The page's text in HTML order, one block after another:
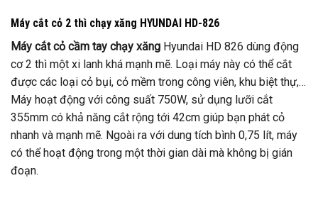
Máy cắt cỏ 2 thì chạy xăng HYUNDAI HD-826
Máy cắt cỏ cầm tay chạy xăng Hyundai HD 826 dùng động
cơ 2 thì một xi lanh khá mạnh mẽ. Loại máy này có thể cắt
được các loại cỏ bụi, cỏ mềm trong công viên, khu biệt thự,…
Máy hoạt động với công suất 750W, sử dụng lưỡi cắt
355mm có khả năng cắt rộng tới 42cm giúp bạn phát cỏ
nhanh và mạnh mẽ. Ngoài ra với dung tích bình 0,75 lít, máy
có thể hoạt động trong một thời gian dài mà không bị gián
đoạn.